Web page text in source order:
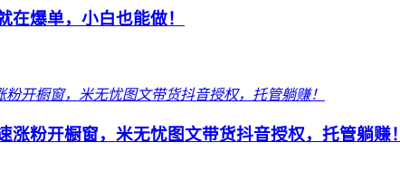
在爆单，小白也能做！
涨粉开橱窗，米无忧图文带货抖音授权，托管躺赚！